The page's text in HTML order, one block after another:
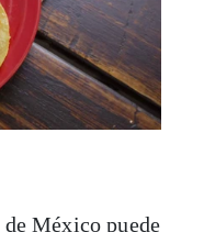
México puede